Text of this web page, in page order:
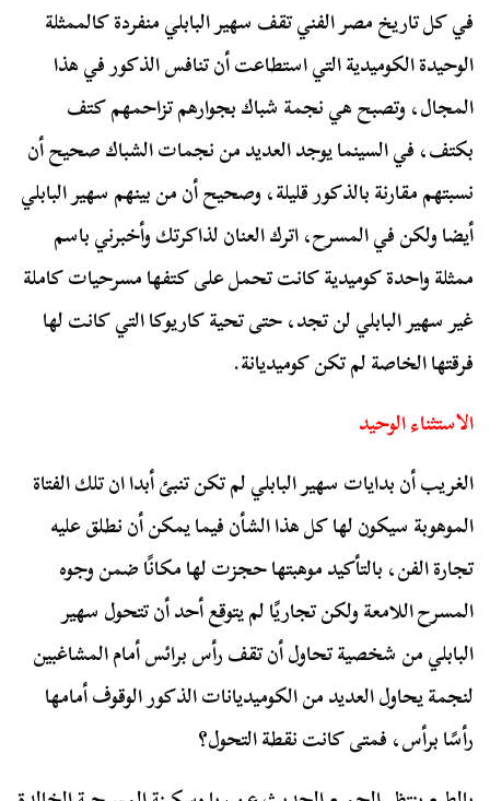
في كل تاريخ مصر الفني تقف سهير البابلي منفردة كالممثلة
الوحيدة الكوميدية التي استطاعت أن تنافس الذكور في هذا
المجال، وتصبح هي نجمة شباك بجوارهم تزاحمهم كتف
بكتف، في السينما يوجد العديد من نجمات الشباك صحيح أن
نسبتهم مقارنة بالذكور قليلة، وصحيح أن من بينهم سهير البابلي
أيضا ولكن في المسرح، اترك العنان لذاكرتك وأخبرني باسم
ممثلة واحدة كوميدية كانت تحمل على كتفها مسرحيات كاملة
غير سهير البابلي لن تجد، حتى تحية كاريوكا التي كانت لها
فرقتها الخاصة لم تكن كوميديانة.
الاستثناء الوحيد
الغريب أن بدايات سهير البابلي لم تكن تنبئ أبدا ان تلك الفتاة
الموهوبة سيكون لها كل هذا الشأن فيما يمكن أن نطلق عليه
تجارة الفن، بالتأكيد موهبتها حجزت لها مكانًا ضمن وجوه
المسرح اللامعة ولكن تجاريًا لم يتوقع أحد أن تتحول سهير
البابلي من شخصية تحاول أن تقف رأس برائس أمام المشاغبين
لنجمة يحاول العديد من الكوميديانات الذكور الوقوف أمامها
رأسًا برأس، فمتى كانت نقطة التحول؟